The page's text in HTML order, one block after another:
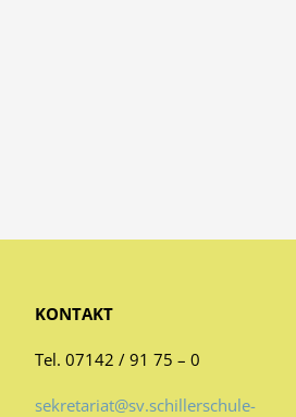
KONTAKT
Tel. 07142 / 91 75 – 0
sekretariat@sv.schillerschule-